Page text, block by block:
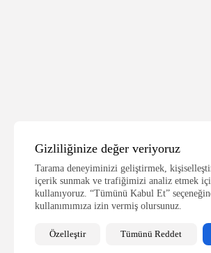
Gizliliğinize değer veriyoruz
Tarama deneyiminizi geliştirmek,
içerik sunmak ve trafiğimizi analiz etmek
kullanıyoruz. “Tümünü Kabul Et”
kullanımımıza izin vermiş olursunuz.
Özelleştir Tümünü Reddet